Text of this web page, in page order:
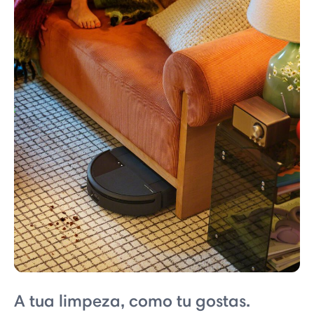
A tua limpeza, como tu gostas.